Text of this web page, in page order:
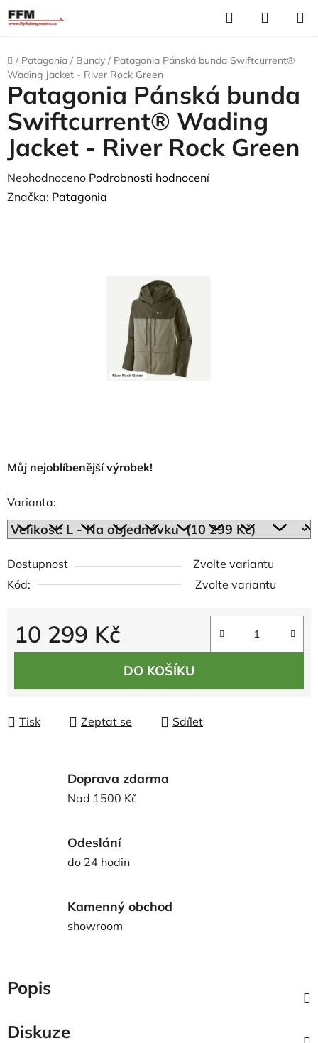
Přejít
na
obsah
Hledat
Domů
/ Patagonia / Bundy / Patagonia Pánská bunda Swiftcurrent®
Wading Jacket - River Rock Green
Můj nejoblíbenější výrobek!
Varianta:
Dostupnost
Zvolte variantu
Kód:
Zvolte variantu
10 299 Kč
Měrná cena:
DO KOŠÍKU
Tisk Zeptat se Sdílet
Patagonia Pánská bunda
Swiftcurrent® Wading
Jacket - River Rock Green
Průměrné
hodnocení
Neohodnoceno Podrobnosti hodnocení
Značka: Patagonia
Doprava zdarma
Nad 1500 Kč
Odeslání
do 24 hodin
Kamenný obchod
showroom
Popis
Diskuze